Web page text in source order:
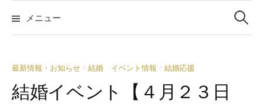
メニュー
検
索:
最新情報・お知らせ / 結婚 イベント情報 / 結婚応援
結婚イベント
【４月２３日